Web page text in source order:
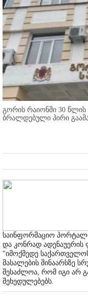
გორის რაიონში 30
ბრალდებული პირი
საინფორმაციო
და კონრად ადენაუერის
"იმოქმედე
მასალების შინაარსზე
შესაძლოა, რომ იგი არ
შეხედულებებს.